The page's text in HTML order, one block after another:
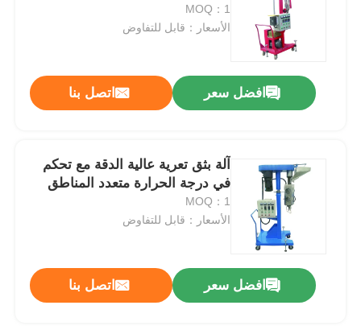
MOQ：1
الأسعار：قابل للتفاوض
افضل سعر اتصل بنا
آلة بثق تعرية عالية الدقة مع تحكم
في درجة الحرارة متعدد المناطق
MOQ：1
الأسعار：قابل للتفاوض
افضل سعر اتصل بنا